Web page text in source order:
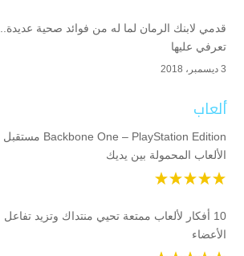
قدمي لابنك الرمان لما له من فوائد صحية عديدة..
تعرفي عليها
3 ديسمبر، 2018
ألعاب
Backbone One – PlayStation Edition مستقبل
الألعاب المحمولة بين يديك
10 أفكار لألعاب ممتعة تحيي منتداك وتزيد تفاعل
الأعضاء